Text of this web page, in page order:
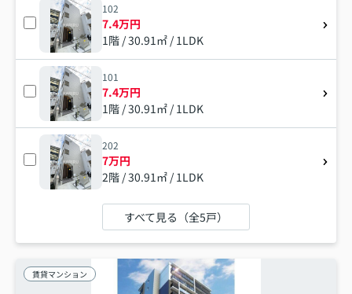
102
7.4万円
1階 / 30.91㎡ / 1LDK
101
7.4万円
1階 / 30.91㎡ / 1LDK
202
7万円
2階 / 30.91㎡ / 1LDK
すべて見る（全5戸）
賃貸マンション